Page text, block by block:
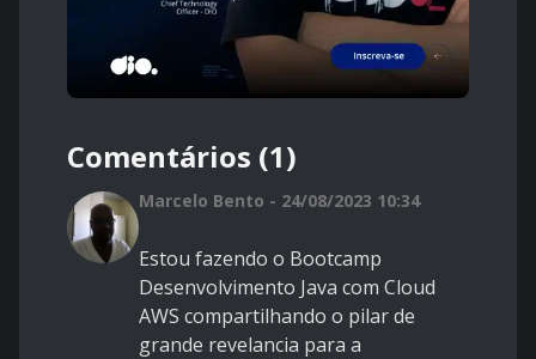
Comentários (1)
Marcelo Bento - 24/08/2023 10:34
Estou fazendo o Bootcamp
Desenvolvimento Java com Cloud
AWS compartilhando o pilar de
grande revelancia para a